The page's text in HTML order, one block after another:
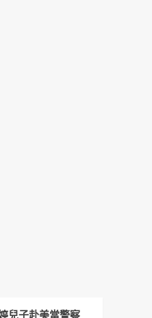
兒子赴美當警察